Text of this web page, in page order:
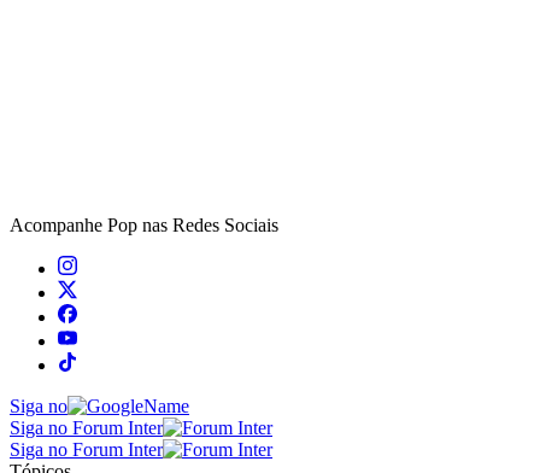
Acompanhe Pop nas Redes Sociais
Siga no
Siga no Forum Inter
Siga no Forum Inter